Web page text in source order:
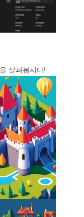
살펴봅시다!